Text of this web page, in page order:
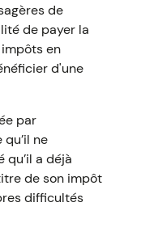
de
de payer la
en
d'une
par
ne
a déjà
de son impôt
difficultés